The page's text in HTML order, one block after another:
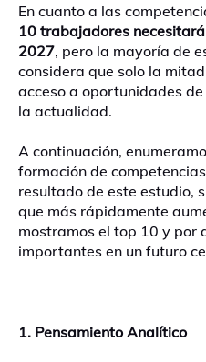
En cuanto a las
10 trabajadores
2027, pero la mayoría de
considera que solo la
acceso a oportunidades
la actualidad.
A continuación,
formación de
resultado de este estudio,
que más rápidamente
mostramos el top 10 y por
importantes en un futuro
1. Pensamiento Analítico